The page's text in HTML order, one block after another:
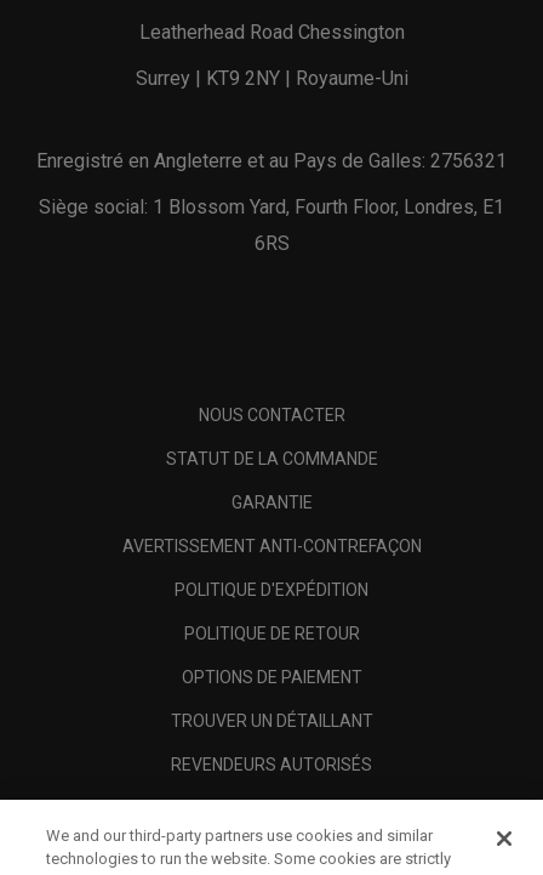
Leatherhead Road Chessington
Surrey | KT9 2NY | Royaume-Uni
Enregistré en Angleterre et au Pays de Galles: 2756321
Siège social: 1 Blossom Yard, Fourth Floor, Londres, E1
6RS
NOUS CONTACTER
STATUT DE LA COMMANDE
GARANTIE
AVERTISSEMENT ANTI-CONTREFAÇON
POLITIQUE D'EXPÉDITION
POLITIQUE DE RETOUR
OPTIONS DE PAIEMENT
TROUVER UN DÉTAILLANT
REVENDEURS AUTORISÉS
A PROPOS
We and our third-party partners use cookies and similar
technologies to run the website. Some cookies are strictly